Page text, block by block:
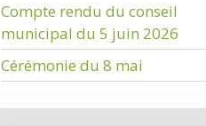
Compte rendu du conseil
municipal du 5 juin 2026
Cérémonie du 8 mai